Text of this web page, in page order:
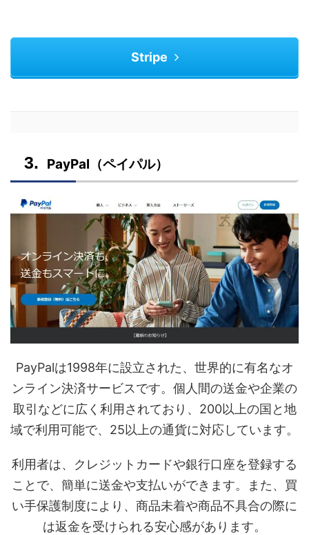
Stripe
PayPal（ペイパル）
PayPalは1998年に設立された、世界的に有名なオ
ンライン決済サービスです。個人間の送金や企業の
取引などに広く利用されており、200以上の国と地
域で利用可能で、25以上の通貨に対応しています。
利用者は、クレジットカードや銀行口座を登録する
ことで、簡単に送金や支払いができます。また、買
い手保護制度により、商品未着や商品不具合の際に
は返金を受けられる安心感があります。